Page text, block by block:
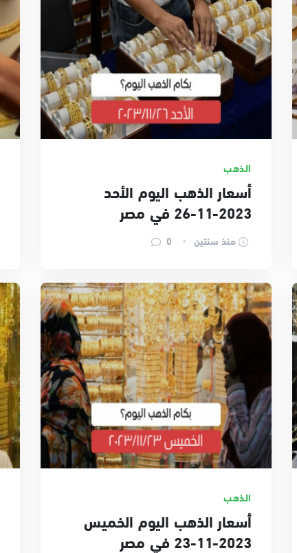
الذهب
أسعار الذهب اليوم الأحد
2023-11-26 في مصر
منذ سنتين
الذهب
أسعار الذهب اليوم الخميس
2023-11-23 في مصر